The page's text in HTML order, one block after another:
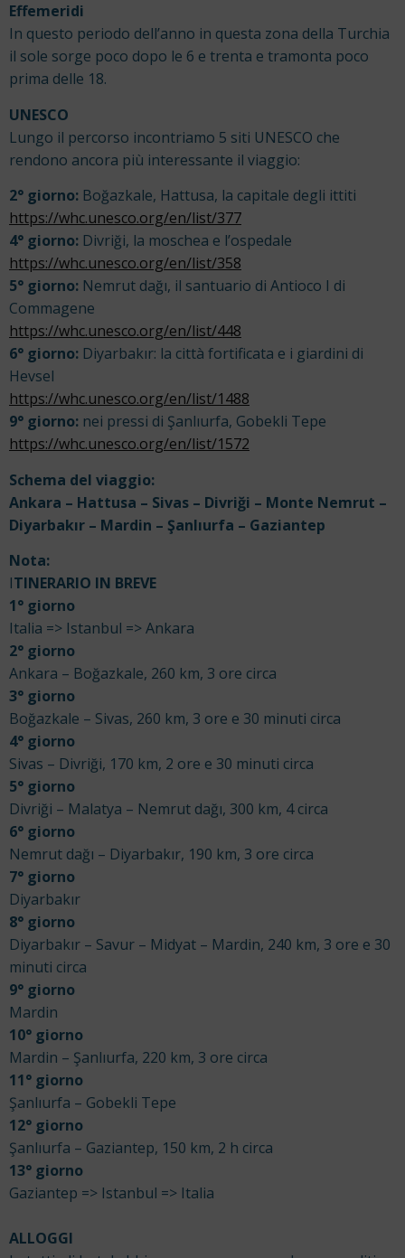
Effemeridi
In questo periodo dell’anno in questa zona della Turchia
il sole sorge poco dopo le 6 e trenta e tramonta poco
prima delle 18.
UNESCO
Lungo il percorso incontriamo 5 siti UNESCO che
rendono ancora più interessante il viaggio:
2° giorno: Boğazkale, Hattusa, la capitale degli ittiti
https://whc.unesco.org/en/list/377
4° giorno: Divriği, la moschea e l’ospedale
https://whc.unesco.org/en/list/358
5° giorno: Nemrut dağı, il santuario di Antioco I di
Commagene
https://whc.unesco.org/en/list/448
6° giorno: Diyarbakır: la città fortificata e i giardini di
Hevsel
https://whc.unesco.org/en/list/1488
9° giorno: nei pressi di Şanlıurfa, Gobekli Tepe
https://whc.unesco.org/en/list/1572
Schema del viaggio:
Ankara – Hattusa – Sivas – Divriği – Monte Nemrut –
Diyarbakır – Mardin – Şanlıurfa – Gaziantep
Nota:
ITINERARIO IN BREVE
1° giorno
Italia => Istanbul => Ankara
2° giorno
Ankara – Boğazkale, 260 km, 3 ore circa
3° giorno
Boğazkale – Sivas, 260 km, 3 ore e 30 minuti circa
4° giorno
Sivas – Divriği, 170 km, 2 ore e 30 minuti circa
5° giorno
Divriği – Malatya – Nemrut dağı, 300 km, 4 circa
6° giorno
Nemrut dağı – Diyarbakır, 190 km, 3 ore circa
7° giorno
Diyarbakır
8° giorno
Diyarbakır – Savur – Midyat – Mardin, 240 km, 3 ore e 30
minuti circa
9° giorno
Mardin
10° giorno
Mardin – Şanlıurfa, 220 km, 3 ore circa
11° giorno
Şanlıurfa – Gobekli Tepe
12° giorno
Şanlıurfa – Gaziantep, 150 km, 2 h circa
13° giorno
Gaziantep => Istanbul => Italia
ALLOGGI